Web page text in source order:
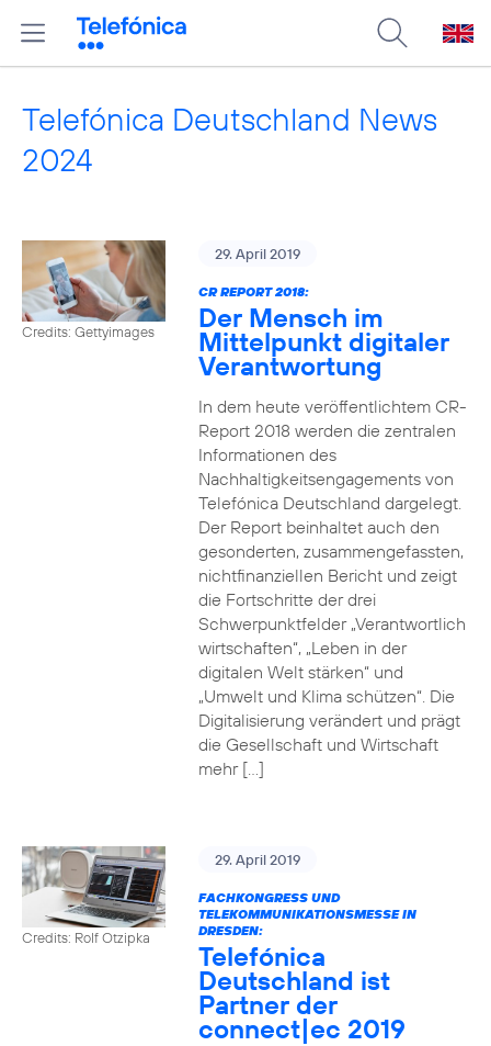
Telefónica Deutschland News
2024
Credits: Gettyimages
29. April 2019
CR REPORT 2018:
Der Mensch im
Mittelpunkt digitaler
Verantwortung
In dem heute veröffentlichtem CR-
Report 2018 werden die zentralen
Informationen des
Nachhaltigkeitsengagements von
Telefónica Deutschland dargelegt.
Der Report beinhaltet auch den
gesonderten, zusammengefassten,
nichtfinanziellen Bericht und zeigt
die Fortschritte der drei
Schwerpunktfelder „Verantwortlich
wirtschaften“, „Leben in der
digitalen Welt stärken“ und
„Umwelt und Klima schützen“. Die
Digitalisierung verändert und prägt
die Gesellschaft und Wirtschaft
mehr […]
Credits: Rolf Otzipka
29. April 2019
FACHKONGRESS UND
TELEKOMMUNIKATIONSMESSE IN
DRESDEN:
Telefónica
Deutschland ist
Partner der
connect|ec 2019